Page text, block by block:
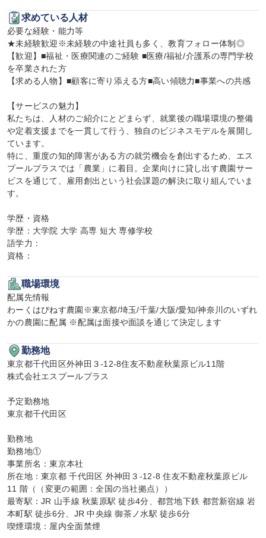
求めている人材
必要な経験・能力等
★未経験歓迎※未経験の中途社員も多く、教育フォロー体制◎
【歓迎】■福祉・医療関連のご経験 ■医療/福祉/介護系の専門学校
を卒業された方
【求める人物】■顧客に寄り添える方■高い傾聴力■事業への共感
【サービスの魅力】
私たちは、人材のご紹介にとどまらず、就業後の職場環境の整備
や定着支援までを一貫して行う、独自のビジネスモデルを展開し
ています。
特に、重度の知的障害がある方の就労機会を創出するため、エス
プールプラスでは「農業」に着目。企業向けに貸し出す農園サー
ビスを通じて、雇用創出という社会課題の解決に取り組んでいま
す。
学歴・資格
学歴：大学院 大学 高専 短大 専修学校
語学力：
資格：
職場環境
配属先情報
わーくはぴねす農園※東京都/埼玉/千葉/大阪/愛知/神奈川のいずれ
かの農園に配属 ※配属は面接や面談を通じて決定します
勤務地
東京都千代田区外神田３-12-8住友不動産秋葉原ビル11階
株式会社エスプールプラス
予定勤務地
東京都千代田区
勤務地
勤務地①
事業所名：東京本社
所在地：東京都 千代田区 外神田３-12-8 住友不動産秋葉原ビル
11 階（（変更の範囲：全国の当社拠点））
最寄駅：JR 山手線 秋葉原駅 徒歩4分、都営地下鉄 都営新宿線 岩
本町駅 徒歩6分、JR 中央線 御茶ノ水駅 徒歩6分
喫煙環境：屋内全面禁煙